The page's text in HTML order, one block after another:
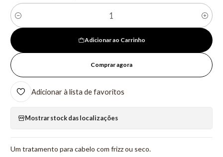
Quantidade
Adicionar ao Carrinho
Comprar agora
Adicionar à lista de favoritos
Mostrar stock das localizações
Um tratamento para cabelo com frizz ou seco.